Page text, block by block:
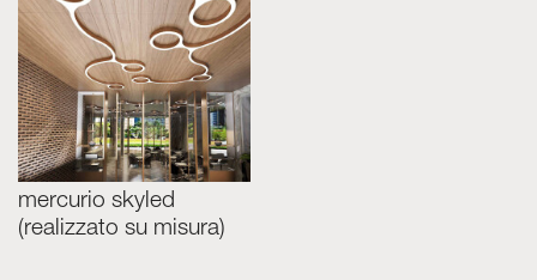
mercurio skyled
(realizzato su misura)